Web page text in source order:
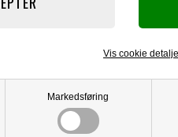
Markedsføring
Vis cookie